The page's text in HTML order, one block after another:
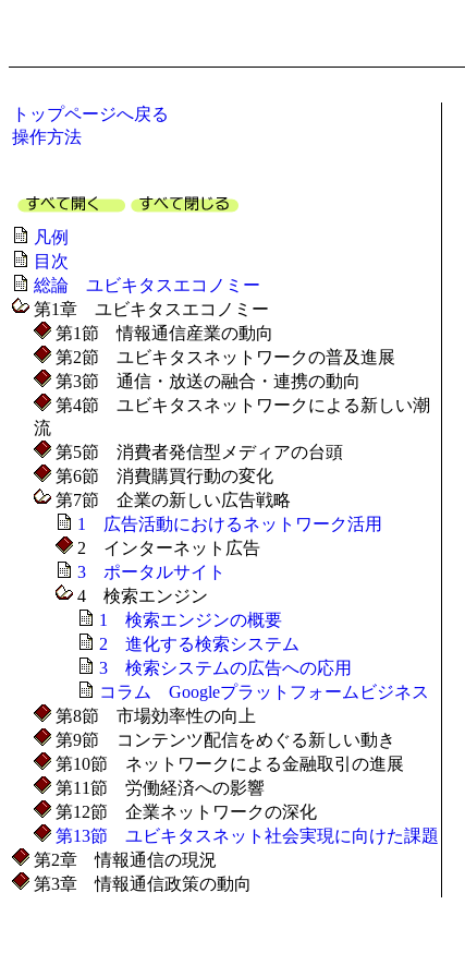
トップページへ戻る
操作方法
凡例
目次
総論 ユビキタスエコノミー
第1章 ユビキタスエコノミー
第1節 情報通信産業の動向
第2節 ユビキタスネットワークの普及進展
第3節 通信・放送の融合・連携の動向
第4節 ユビキタスネットワークによる新しい潮
流
第5節 消費者発信型メディアの台頭
第6節 消費購買行動の変化
第7節 企業の新しい広告戦略
1 広告活動におけるネットワーク活用
2 インターネット広告
3 ポータルサイト
4 検索エンジン
1 検索エンジンの概要
2 進化する検索システム
3 検索システムの広告への応用
コラム Googleプラットフォームビジネス
第8節 市場効率性の向上
第9節 コンテンツ配信をめぐる新しい動き
第10節 ネットワークによる金融取引の進展
第11節 労働経済への影響
第12節 企業ネットワークの深化
第13節 ユビキタスネット社会実現に向けた課題
第2章 情報通信の現況
第3章 情報通信政策の動向